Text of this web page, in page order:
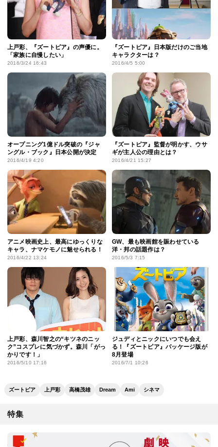
上戸彩、『ズートピア』の声優に。
「家族に自慢したい」
2016/3/24 16:43
『ズートピア』日本版だけのご当地
キャラクターは？
2016/4/5 5:00
オープニング1億ドル突破の『ジャ
ングル・ブック』日本公開が決定
2016/4/19 4:20
『ズートピア』監督が明かす、ウサ
ギが主人公の理由とは？
2016/4/21 15:27
アニメ映画史上、最高にゆっくりな
キャラ、ナマケモノに魅せられる！
2016/4/22 13:24
GW、最も映画館を賑わせている
洋・邦の話題作は？
2016/5/3 7:15
上戸彩、森川智之の“キツネのニッ
ク”コスプレに気づかず。森川「がっ
かりです！」
2016/5/10 17:16
ジュディとニックにいつでも会え
る！『ズートピア』パッケージ版が
8月登場
2016/7/1 10:26
ズートピア 上戸彩 高橋茂雄 Dream Ami シネマ
特集